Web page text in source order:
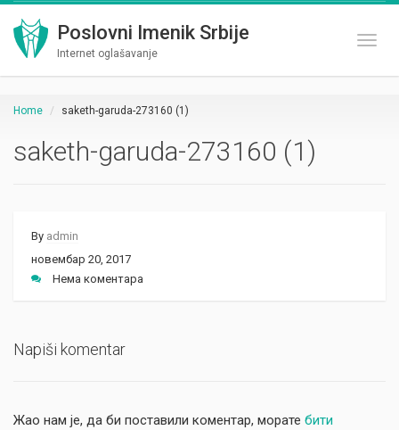
Poslovni Imenik Srbije
Internet oglašavanje
Home saketh-garuda-273160 (1)
saketh-garuda-273160 (1)
By admin
новембар 20, 2017
Нема коментара
Napiši komentar
Жао нам је, да би поставили коментар, морате бити